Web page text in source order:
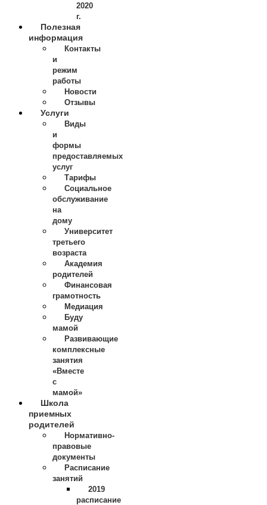
2020
г.
Полезная
информация
Контакты
и
режим
работы
Новости
Отзывы
Услуги
Виды
и
формы
предоставляемых
услуг
Тарифы
Социальное
обслуживание
на
дому
Университет
третьего
возраста
Академия
родителей
Финансовая
грамотность
Медиация
Буду
мамой
Развивающие
комплексные
занятия
«Вместе
с
мамой»
Школа
приемных
родителей
Нормативно-
правовые
документы
Расписание
занятий
2019
расписание